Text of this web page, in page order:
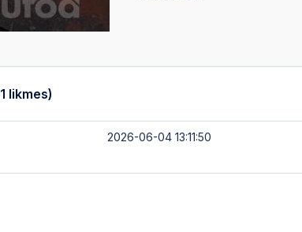
1 likmes)
2026-06-04 13:11:50